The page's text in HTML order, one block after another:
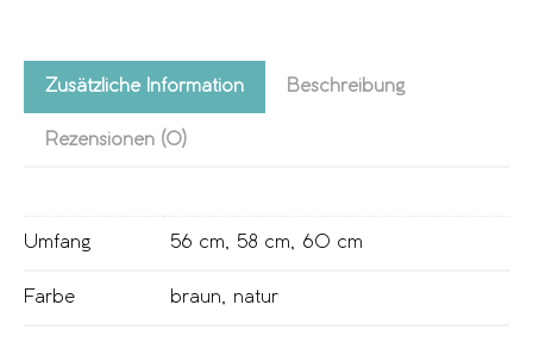
Zusätzliche Information Beschreibung
Rezensionen (0)
Umfang 56 cm, 58 cm, 60 cm
Farbe braun, natur